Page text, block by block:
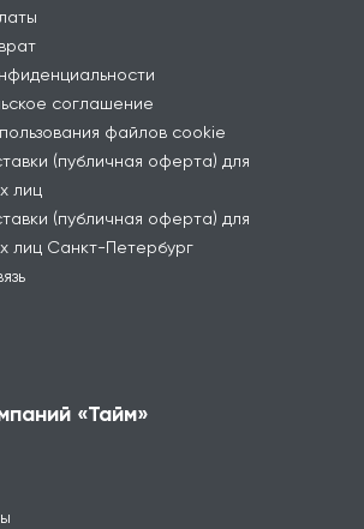
соглашение
файлов cookie
(публичная оферта) для
лиц
(публичная оферта) для
лиц Санкт-Петербург
«Тайм»